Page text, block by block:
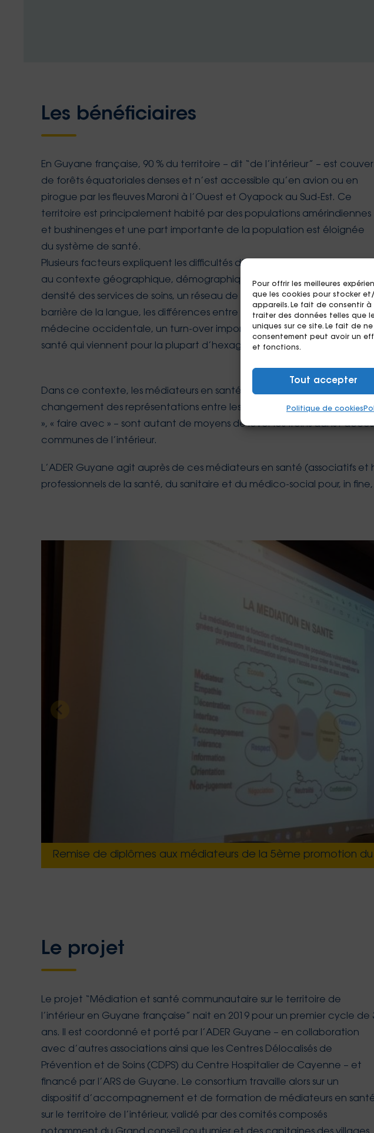
Pour offrir les meilleures
que les cookies pour stocker
appareils. Le fait de consentir
traiter des données telles que
uniques sur ce site. Le fait de
consentement peut avoir un
et fonctions.
Tout accepter
Politique de cookies
Les bénéficiaires
En Guyane française, 90 % du territoire – dit “de l’intérieur” – est
de forêts équatoriales denses et n’est accessible qu’en avion ou en
pirogue par les fleuves Maroni à l’Ouest et Oyapock au Sud-Est. Ce
territoire est principalement habité par des populations amérindiennes
et bushinenges et une part importante de la population est éloignée
du système de santé.
Plusieurs facteurs expliquent les difficultés d’accès à la santé, liés à la fois
au contexte géographique, démographique et interculturel : la faible
densité des services de soins, un réseau de transport insuffisant, la
barrière de la langue, les différences entre médecine traditionnelle et
médecine occidentale, un turn-over important des professionnels de
santé qui viennent pour la plupart d’hexagone…
Dans ce contexte, les médiateurs en santé s’avèrent un atout
changement des représentations entre les acteurs du système de
», « faire avec » – sont autant de moyens de lever les freins dans
communes de l’intérieur.
L’ADER Guyane agit auprès de ces médiateurs en santé (associatifs
professionnels de la santé, du sanitaire et du médico-social pour, in
Le collectif de médiateur agissant sur les territoires de l'intérieur
Le projet
Le projet “Médiation et santé communautaire sur le territoire de
l’intérieur en Guyane française” nait en 2019 pour un premier cycle de
ans. Il est coordonné et porté par l’ADER Guyane – en collaboration
avec d’autres associations ainsi que les Centres Délocalisés de
Prévention et de Soins (CDPS) du Centre Hospitalier de Cayenne – et
financé par l’ARS de Guyane. Le consortium travaille alors sur un
dispositif d’accompagnement et de formation de médiateurs en
sur le territoire de l’intérieur, validé par des comités composés